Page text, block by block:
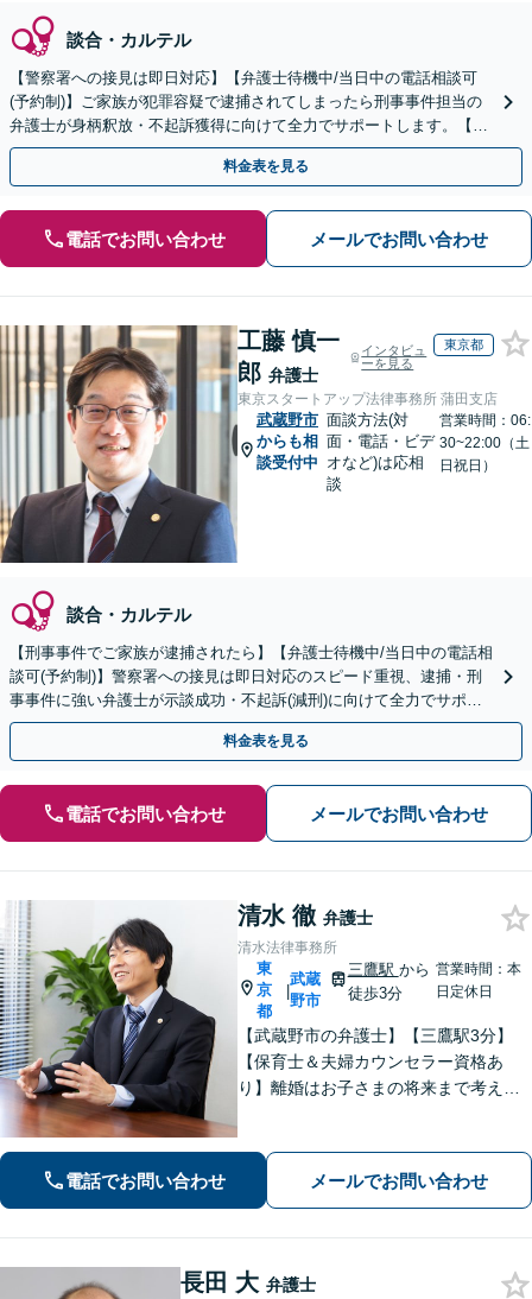
談合・カルテル
【警察署への接見は即日対応】【弁護士待機中/当日中の電話相談可
(予約制)】ご家族が犯罪容疑で逮捕されてしまったら刑事事件担当の
弁護士が身柄釈放・不起訴獲得に向けて全力でサポートします。【毎
月100名以上の相談実績】【関東エリア全域対応】
料金表を見る
電話でお問い合わせ メールでお問い合わせ
工藤 慎一
郎 弁護士
インタビュ
ーを見る
東京都
東京スタートアップ法律事務所 蒲田支店
武蔵野市
からも相
談受付中
面談方法(対
面・電話・ビデ
オなど)は応相
談
営業時間：06:
30~22:00（土
日祝日）
談合・カルテル
【刑事事件でご家族が逮捕されたら】【弁護士待機中/当日中の電話相
談可(予約制)】警察署への接見は即日対応のスピード重視、逮捕・刑
事事件に強い弁護士が示談成功・不起訴(減刑)に向けて全力でサポー
トします。【加害者側の相談専門】
料金表を見る
電話でお問い合わせ メールでお問い合わせ
清水 徹 弁護士
清水法律事務所
東
京
都
|
武蔵
野市
三鷹駅 から
徒歩3分
営業時間：本
日定休日
【武蔵野市の弁護士】【三鷹駅3分】
【保育士＆夫婦カウンセラー資格あ
り】離婚はお子さまの将来まで考えた
も引き受けております」【平日夜間相
電話でお問い合わせ メールでお問い合わせ
長田 大 弁護士